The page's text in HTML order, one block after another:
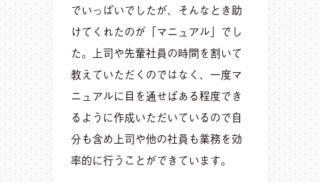
でいっぱいでしたが、そんなとき助
けてくれたのが「マニュアル」でし
た。上司や先輩社員の時間を割いて
教えていただくのではなく、一度マ
ニュアルに目を通せばある程度でき
るように作成いただいているので自
分も含め上司や他の社員も業務を効
率的に行うことができています。